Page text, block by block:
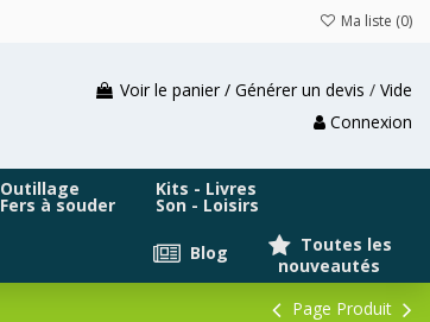
Ma liste (0)
Voir le panier / Générer un devis / Vide
Connexion
Outillage
Fers à souder
Kits - Livres
Son - Loisirs
Toutes les
nouveautés
Blog
Page Produit